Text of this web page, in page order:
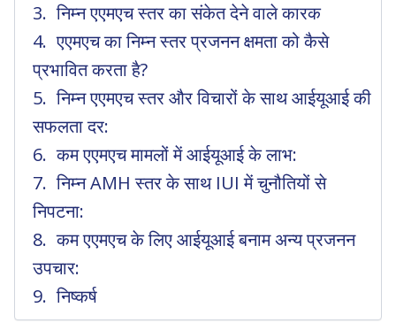
निम्न एएमएच स्तर का संकेत देने वाले कारक
एएमएच का निम्न स्तर प्रजनन क्षमता को कैसे
प्रभावित करता है?
निम्न एएमएच स्तर और विचारों के साथ आईयूआई की
सफलता दर:
कम एएमएच मामलों में आईयूआई के लाभ:
निम्न AMH स्तर के साथ IUI में चुनौतियों से
निपटना:
कम एएमएच के लिए आईयूआई बनाम अन्य प्रजनन
उपचार:
निष्कर्ष